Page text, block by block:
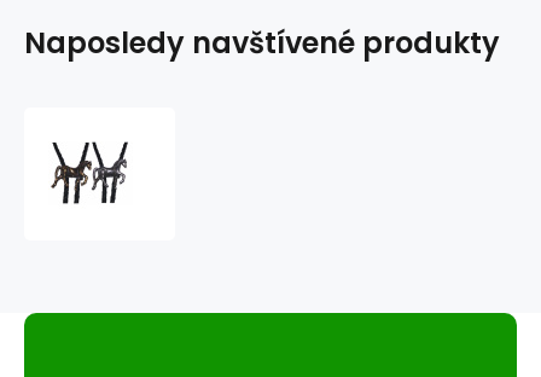
Naposledy navštívené produkty